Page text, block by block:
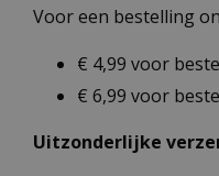
Voor een bestelling
€ 4,99 voor
€ 6,99 voor
Uitzonderlijke